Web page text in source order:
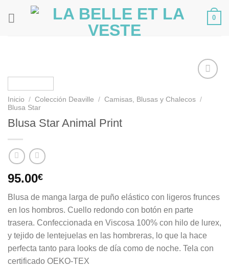
0
Inicio / Colección Deaville / Camisas, Blusas y Chalecos /
Blusa Star
Blusa Star Animal Print
95.00€
Blusa de manga larga de puño elástico con ligeros frunces
en los hombros. Cuello redondo con botón en parte
trasera. Confeccionada en Viscosa 100% con hilo de lurex,
y tejido de lentejuelas en las hombreras, lo que la hace
perfecta tanto para looks de día como de noche. Tela con
certificado OEKO-TEX